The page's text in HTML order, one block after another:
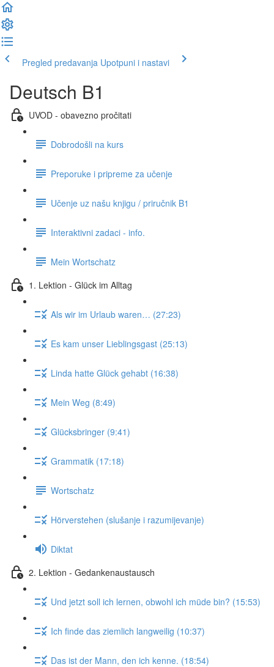
Pregled predavanja Upotpuni i nastavi
Deutsch B1
UVOD - obavezno pročitati
Dobrodošli na kurs
Preporuke i pripreme za učenje
Učenje uz našu knjigu / priručnik B1
Interaktivni zadaci - info.
Mein Wortschatz
1. Lektion - Glück im Alltag
Als wir im Urlaub waren… (27:23)
Es kam unser Lieblingsgast (25:13)
Linda hatte Glück gehabt (16:38)
Mein Weg (8:49)
Glücksbringer (9:41)
Grammatik (17:18)
Wortschatz
Hörverstehen (slušanje i razumijevanje)
Diktat
2. Lektion - Gedankenaustausch
Und jetzt soll ich lernen, obwohl ich müde bin? (15:53)
Ich finde das ziemlich langweilig (10:37)
Das ist der Mann, den ich kenne. (18:54)